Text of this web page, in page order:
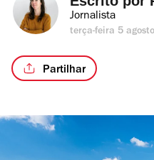
Jornalista
terça-feira 5
Partilhar